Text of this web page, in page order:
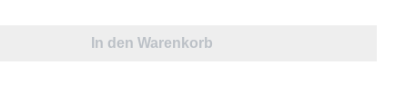
In den Warenkorb